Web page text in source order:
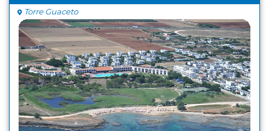
Torre Guaceto